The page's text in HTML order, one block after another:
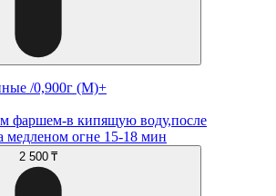
/0,900г (М)+
фаршем-в кипящую воду,после
медленом огне 15-18 мин
2 500 ₸